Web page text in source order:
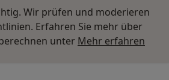
Wir prüfen und moderieren
Erfahren Sie mehr über
unter Mehr erfahren